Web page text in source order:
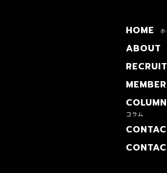
HOME
ABOUT
RECRUIT
MEMBER
COLUMN
コラム